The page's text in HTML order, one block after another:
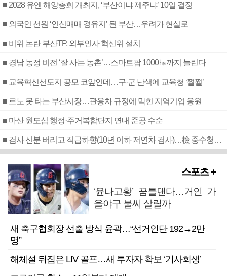
■ 2028 유엔 해양총회 개최지, ‘부산이냐 제주냐’ 10일 결정
■ 외국인 선원 ‘인신매매 경유지’ 된 부산…우려가 현실로
■ 비위 논란 부산TP, 외부인사 혁신위 설치
■ 경남 농정 비전 ‘잘 사는 농촌’…스마트팜 1000㏊까지 늘린다
■ 교육혁신선도지 공모 코앞인데…구·군 난색에 교육청 ‘쩔쩔’
■ 르노 못 타는 부산시장…관용차 규정에 막힌 지역기업 응원
■ 마산 원도심 행정·주거복합단지 연내 준공 수순
■ 검사 신분 버리고 직급하향(10년 이하 저연차 검사)…檢 중수청행 기피
스포츠 +
‘윤나고황’ 꿈틀댄다…거인 가
을야구 불씨 살릴까
새 축구협회장 선출 방식 윤곽…“선거인단 192→2만
명”
해체설 뒤집은 LIV 골프…새 투자자 확보 ‘기사회생’